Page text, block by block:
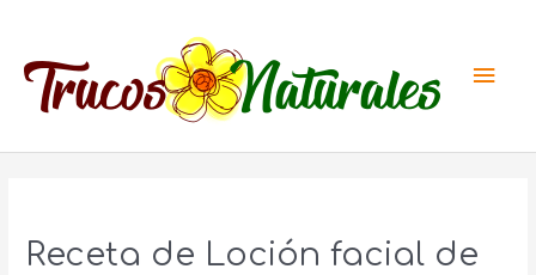
contenido
Receta de Loción facial de